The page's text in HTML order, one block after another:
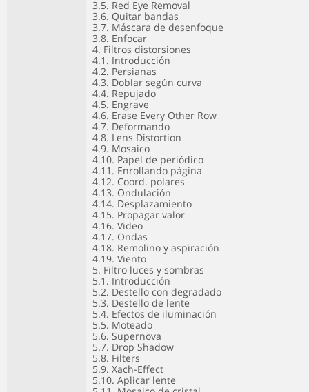
3.5. Red Eye Removal
3.6. Quitar bandas
3.7. Máscara de desenfoque
3.8. Enfocar
4. Filtros distorsiones
4.1. Introducción
4.2. Persianas
4.3. Doblar según curva
4.4. Repujado
4.5. Engrave
4.6. Erase Every Other Row
4.7. Deformando
4.8. Lens Distortion
4.9. Mosaico
4.10. Papel de periódico
4.11. Enrollando página
4.12. Coord. polares
4.13. Ondulación
4.14. Desplazamiento
4.15. Propagar valor
4.16. Video
4.17. Ondas
4.18. Remolino y aspiración
4.19. Viento
5. Filtro luces y sombras
5.1. Introducción
5.2. Destello con degradado
5.3. Destello de lente
5.4. Efectos de iluminación
5.5. Moteado
5.6. Supernova
5.7. Drop Shadow
5.8. Filters
5.9. Xach-Effect
5.10. Aplicar lente